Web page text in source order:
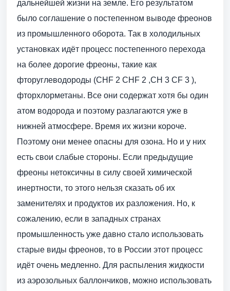
дальнейшей жизни на земле. Его результатом
было соглашение о постепенном выводе фреонов
из промышленного оборота. Так в холодильных
установках идёт процесс постепенного перехода
на более дорогие фреоны, такие как
фторуглеводороды (CHF 2 CHF 2 ,CH 3 CF 3 ),
фторхлорметаны. Все они содержат хотя бы один
атом водорода и поэтому разлагаются уже в
нижней атмосфере. Время их жизни короче.
Поэтому они менее опасны для озона. Но и у них
есть свои слабые стороны. Если предыдущие
фреоны нетоксичны в силу своей химической
инертности, то этого нельзя сказать об их
заменителях и продуктов их разложения. Но, к
сожалению, если в западных странах
промышленность уже давно стало использовать
старые виды фреонов, то в России этот процесс
идёт очень медленно. Для распыления жидкости
из аэрозольных баллончиков, можно использовать